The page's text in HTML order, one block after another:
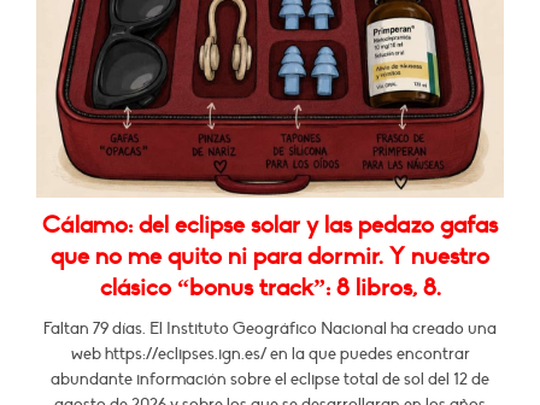
Cálamo: del eclipse solar y las pedazo gafas
que no me quito ni para dormir. Y nuestro
clásico “bonus track”: 8 libros, 8.
Faltan 79 días. El Instituto Geográfico Nacional ha creado una
web https://eclipses.ign.es/ en la que puedes encontrar
abundante información sobre el eclipse total de sol del 12 de